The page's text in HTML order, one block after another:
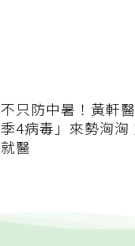
不只防中暑！黃軒
季4病毒」來勢洶洶
就醫